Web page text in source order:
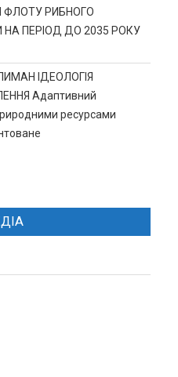
ФЛОТУ РИБНОГО
ПЕРІОД ДО 2035 РОКУ
ІДЕОЛОГІЯ
Адаптивний
ресурсами